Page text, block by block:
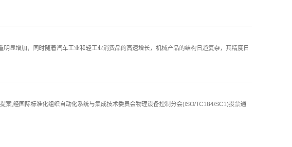
显增加，同时随着汽车工业和轻工业消费品的高速增长，机械产品的结构日趋复杂，其精度日
,经国际标准化组织自动化系统与集成技术委员会物理设备控制分会(ISO/TC184/SC1)投票通